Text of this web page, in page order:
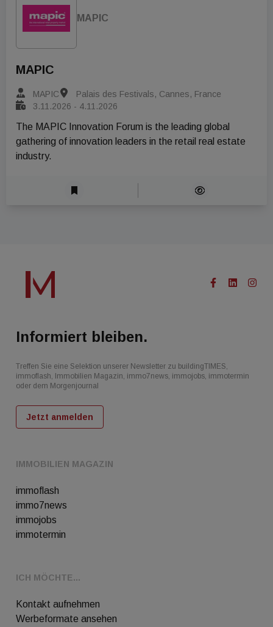
MAPIC
MAPIC
MAPIC
Palais des Festivals, Cannes, France
3.11.2026 - 4.11.2026
The MAPIC Innovation Forum is the leading global
gathering of innovation leaders in the retail real estate
industry.
IMMOBILIEN MAGAZIN
immoflash
immo7news
immojobs
immotermin
ICH MÖCHTE...
Kontakt aufnehmen
Werbeformate ansehen
Informiert bleiben.
Treffen Sie eine Selektion unserer Newsletter zu buildingTIMES,
immoflash, Immobilien Magazin, immo7news, immojobs, immotermin
oder dem Morgenjournal
Jetzt anmelden